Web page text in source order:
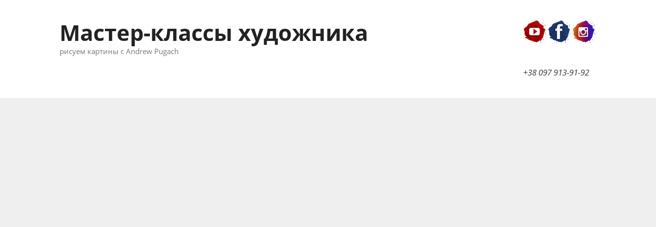
+38 097 913-91-92
Мастер-классы художника
рисуем картины с Andrew Pugach